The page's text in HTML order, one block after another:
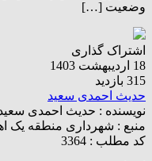
وضعیت […]
اشتراک گذاری
18 اردیبهشت 1403
315 بازدید
حدیث احمدی سعید
نویسنده : حدیث احمدی
منبع : شهرداری منطقه یک
کد مطلب : 3364